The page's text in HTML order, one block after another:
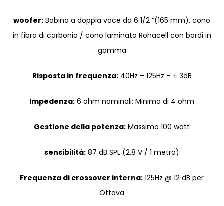
woofer: Bobina a doppia voce da 6 1/2 “(165 mm), cono
in fibra di carbonio / cono laminato Rohacell con bordi in
gomma
Risposta in frequenza:40Hz – 125Hz – ± 3dB
Impedenza: 6 ohm nominali; Minimo di 4 ohm
Gestione della potenza: Massimo 100 watt
sensibilità: 87 dB SPL (2,8 V / 1 metro)
Frequenza di crossover interna: 125Hz @ 12 dB per
Ottava